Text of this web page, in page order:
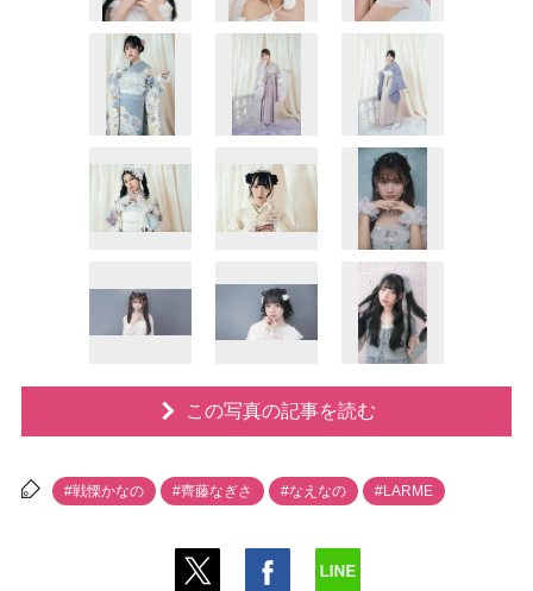
この写真の記事を読む
#戦慄かなの #齊藤なぎさ #なえなの #LARME